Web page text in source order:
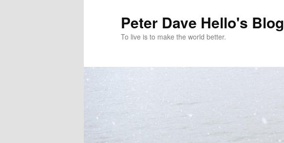
Peter Dave Hello's Blog
To live is to make the world better.